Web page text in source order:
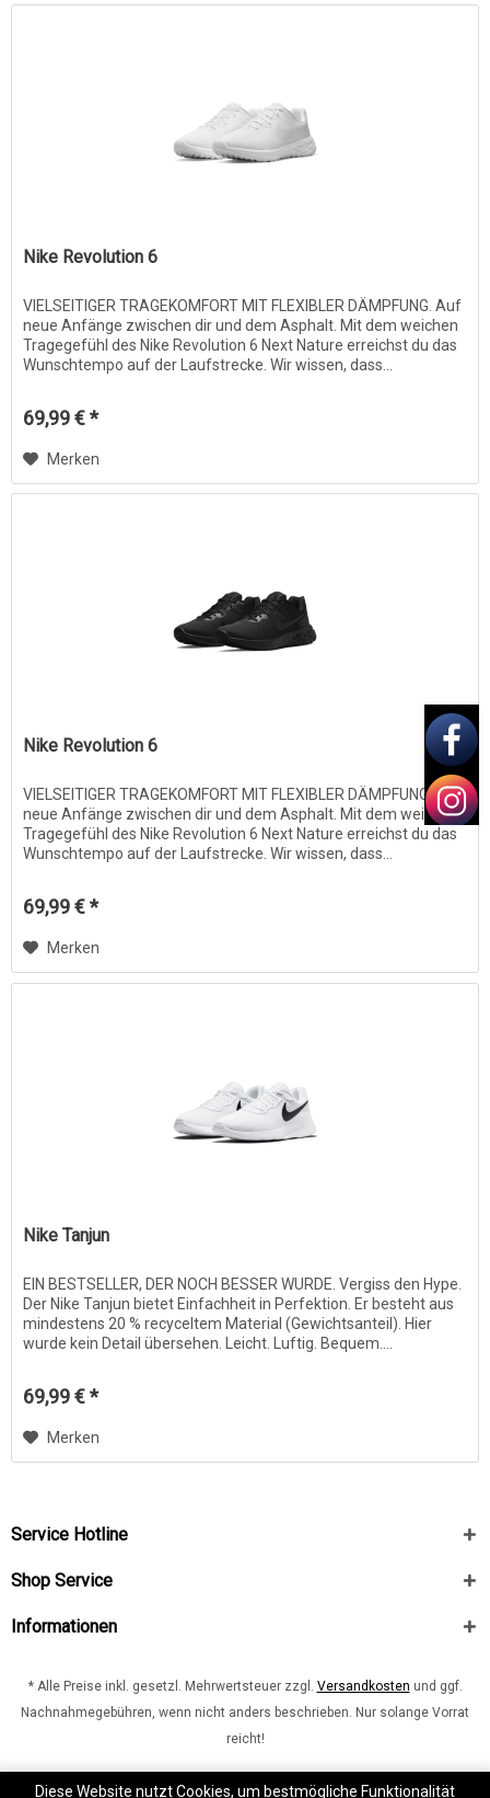
Nike Revolution 6
VIELSEITIGER TRAGEKOMFORT MIT FLEXIBLER DÄMPFUNG. Auf
neue Anfänge zwischen dir und dem Asphalt. Mit dem weichen
Tragegefühl des Nike Revolution 6 Next Nature erreichst du das
Wunschtempo auf der Laufstrecke. Wir wissen, dass...
69,99 € *
Merken
Nike Revolution 6
VIELSEITIGER TRAGEKOMFORT MIT FLEXIBLER DÄMPFUNG. Auf
neue Anfänge zwischen dir und dem Asphalt. Mit dem weichen
Tragegefühl des Nike Revolution 6 Next Nature erreichst du das
Wunschtempo auf der Laufstrecke. Wir wissen, dass...
69,99 € *
Merken
Nike Tanjun
EIN BESTSELLER, DER NOCH BESSER WURDE. Vergiss den Hype.
Der Nike Tanjun bietet Einfachheit in Perfektion. Er besteht aus
mindestens 20 % recyceltem Material (Gewichtsanteil). Hier
wurde kein Detail übersehen. Leicht. Luftig. Bequem....
69,99 € *
Merken
Service Hotline
Shop Service
Informationen
* Alle Preise inkl. gesetzl. Mehrwertsteuer zzgl. Versandkosten und ggf.
Nachnahmegebühren, wenn nicht anders beschrieben. Nur solange Vorrat
reicht!
Diese Website nutzt Cookies, um bestmögliche Funktionalität